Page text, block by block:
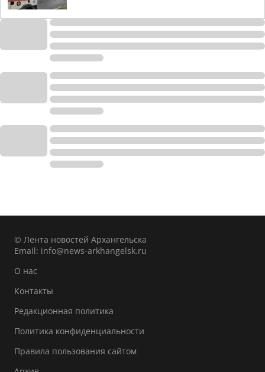
© Лента новостей Архангельска
Email: info@news-arkhangelsk.ru
О нас
Контакты
Редакционная политика
Политика конфиденциальности
Правила пользования сайтом